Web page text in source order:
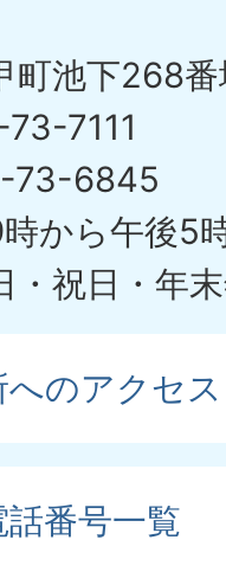
町池下268
7111
73-6845
から午後5
・祝日・年
へのアクセス
番号一覧